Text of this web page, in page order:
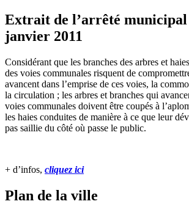
Extrait de l’arrêté municipal
janvier 2011
Considérant que les branches des arbres et
des voies communales risquent de
avancent dans l’emprise de ces voies, la
la circulation ; les arbres et branches qui
voies communales doivent être coupés à
les haies conduites de manière à ce que leur
pas saillie du côté où passe le public.
+ d’infos, cliquez ici
Plan de la ville